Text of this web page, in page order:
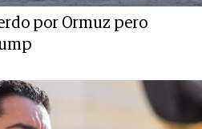
por Ormuz pero